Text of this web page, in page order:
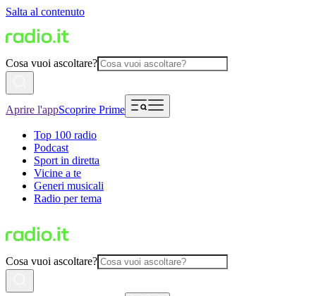
Salta al contenuto
Cosa vuoi ascoltare?
Aprire l'appScoprire Prime
Top 100 radio
Podcast
Sport in diretta
Vicine a te
Generi musicali
Radio per tema
Cosa vuoi ascoltare?